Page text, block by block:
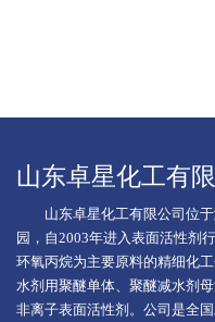
山东卓星化工有
山东卓星化工有限公司位于
园，自2003年进入表面活性剂
环氧丙烷为主要原料的精细化
水剂用聚醚单体、聚醚减水剂
非离子表面活性剂。公司是全